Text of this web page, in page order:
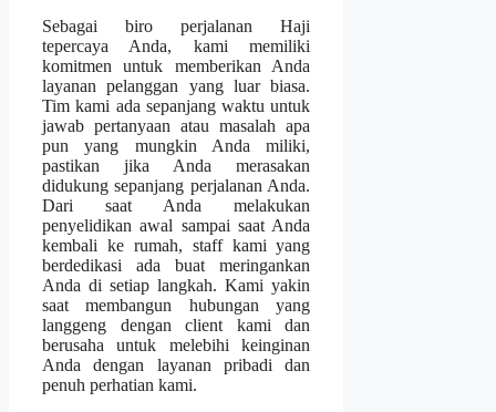
Sebagai biro perjalanan Haji
tepercaya Anda, kami memiliki
komitmen untuk memberikan Anda
layanan pelanggan yang luar biasa.
Tim kami ada sepanjang waktu untuk
jawab pertanyaan atau masalah apa
pun yang mungkin Anda miliki,
pastikan jika Anda merasakan
didukung sepanjang perjalanan Anda.
Dari saat Anda melakukan
penyelidikan awal sampai saat Anda
kembali ke rumah, staff kami yang
berdedikasi ada buat meringankan
Anda di setiap langkah. Kami yakin
saat membangun hubungan yang
langgeng dengan client kami dan
berusaha untuk melebihi keinginan
Anda dengan layanan pribadi dan
penuh perhatian kami.